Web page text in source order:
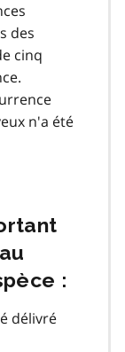
des
cinq
n'a été
:
délivré